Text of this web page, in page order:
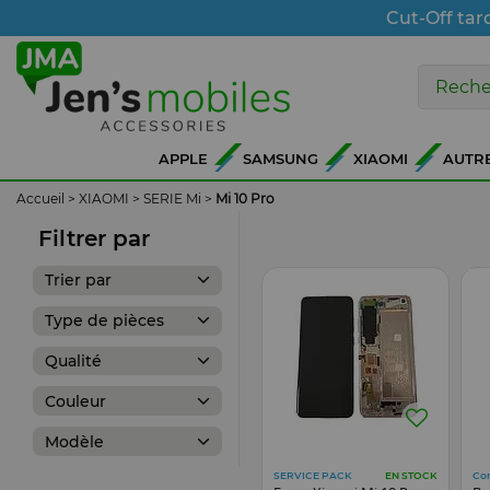
Cut-Off
APPLE SAMSUNG XIAOMI
Accueil > XIAOMI > SERIE Mi > Mi 10 Pro
Filtrer par
Trier par
Type de pièces
Qualité
Couleur
Modèle
SERVICE PACK EN STOCK